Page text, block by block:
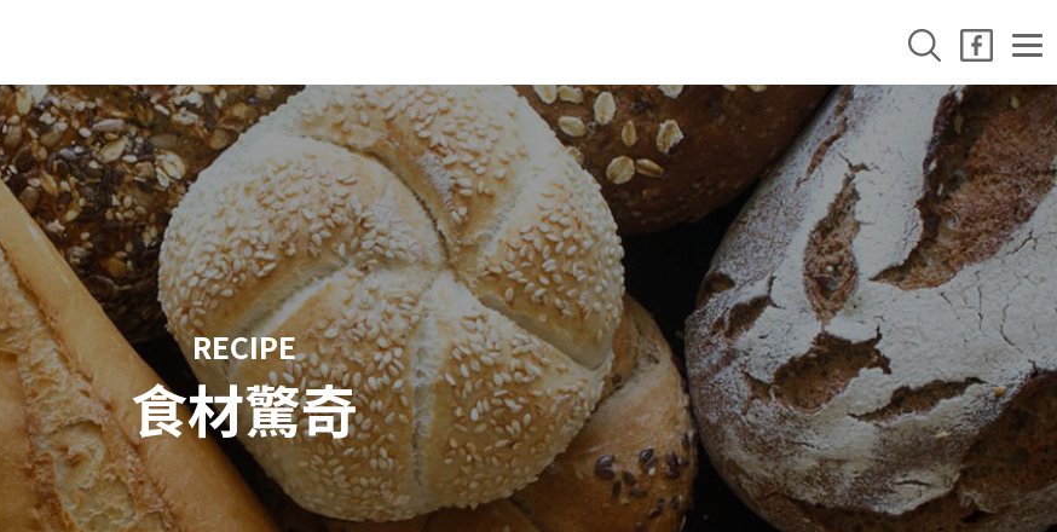
RECIPE
食材驚奇